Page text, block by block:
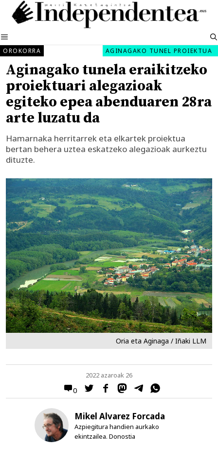
Edukira
salto
MENUA
OROKORRA AGINAGAKO TUNEL PROIEKTUA
Aginagako tunela eraikitzeko
proiektuari alegazioak
egiteko epea abenduaren 28ra
arte luzatu da
Hamarnaka herritarrek eta elkartek proiektua
bertan behera uztea eskatzeko alegazioak aurkeztu
dituzte.
Oria eta Aginaga / Iñaki LLM
0
2022 azaroak 26
Mikel Alvarez Forcada
Azpiegitura handien aurkako
ekintzailea. Donostia